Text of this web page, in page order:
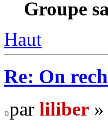
Groupe
Haut
Re: On
par liliber